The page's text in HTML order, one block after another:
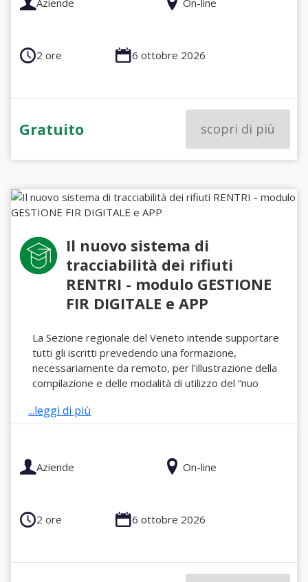
Aziende On-line
2 ore 6 ottobre 2026
Gratuito scopri di più
Il nuovo sistema di
tracciabilità dei rifiuti
RENTRI - modulo GESTIONE
FIR DIGITALE e APP
La Sezione regionale del Veneto intende supportare
tutti gli iscritti prevedendo una formazione,
necessariamente da remoto, per l’illustrazione della
compilazione e delle modalità di utilizzo del “nuo
...leggi di più
Aziende On-line
2 ore 6 ottobre 2026